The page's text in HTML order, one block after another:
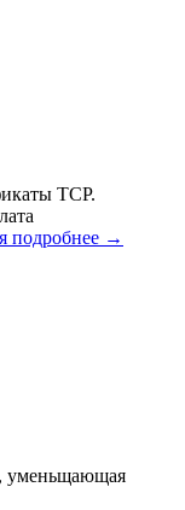
ТСР.
подробнее →
уменьщающая